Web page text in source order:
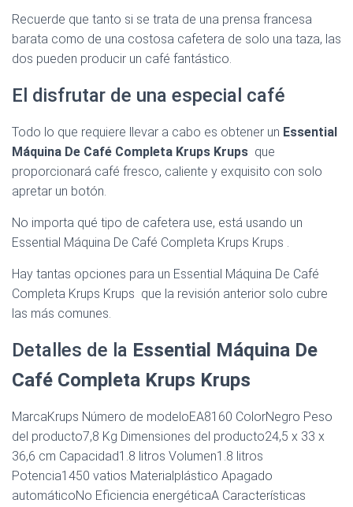
Recuerde que tanto si se trata de una prensa francesa
barata como de una costosa cafetera de solo una taza, las
dos pueden producir un café fantástico.
El disfrutar de una especial café
Todo lo que requiere llevar a cabo es obtener un Essential
Máquina De Café Completa Krups Krups que
proporcionará café fresco, caliente y exquisito con solo
apretar un botón.
No importa qué tipo de cafetera use, está usando un
Essential Máquina De Café Completa Krups Krups .
Hay tantas opciones para un Essential Máquina De Café
Completa Krups Krups que la revisión anterior solo cubre
las más comunes.
Detalles de la Essential Máquina De
Café Completa Krups Krups
MarcaKrups Número de modeloEA8160 ColorNegro Peso
del producto7,8 Kg Dimensiones del producto24,5 x 33 x
36,6 cm Capacidad1.8 litros Volumen1.8 litros
Potencia1450 vatios Materialplástico Apagado
automáticoNo Eficiencia energéticaA Características